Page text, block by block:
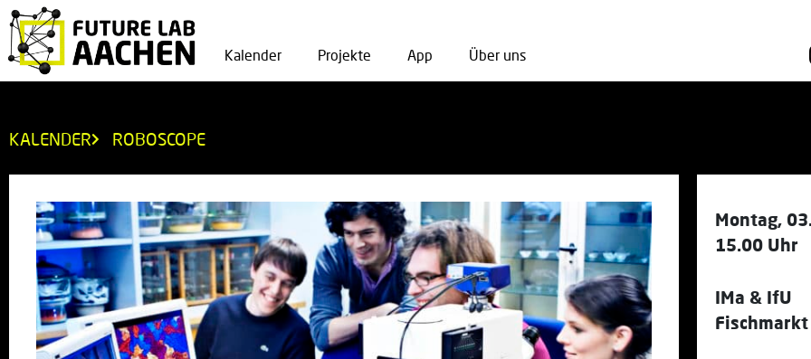
Kalender Projekte App Über uns
KALENDER ROBOSCOPE
Montag,
15.00 Uhr
IMa & IfU